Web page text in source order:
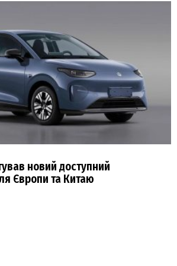
новий доступний
Європи та Китаю